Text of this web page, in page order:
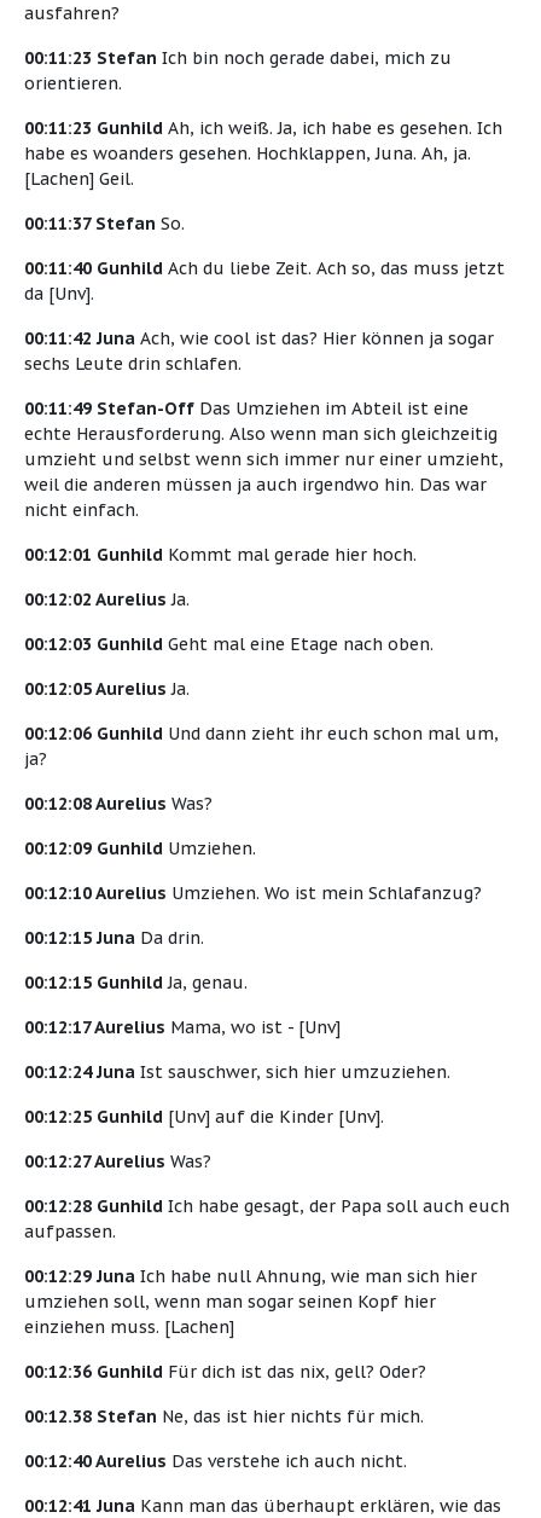
ausfahren?
00:11:23 Stefan Ich bin noch gerade dabei, mich zu
orientieren.
00:11:23 Gunhild Ah, ich weiß. Ja, ich habe es gesehen. Ich
habe es woanders gesehen. Hochklappen, Juna. Ah, ja.
[Lachen] Geil.
00:11:37 Stefan So.
00:11:40 Gunhild Ach du liebe Zeit. Ach so, das muss jetzt
da [Unv].
00:11:42 Juna Ach, wie cool ist das? Hier können ja sogar
sechs Leute drin schlafen.
00:11:49 Stefan-Off Das Umziehen im Abteil ist eine
echte Herausforderung. Also wenn man sich gleichzeitig
umzieht und selbst wenn sich immer nur einer umzieht,
weil die anderen müssen ja auch irgendwo hin. Das war
nicht einfach.
00:12:01 Gunhild Kommt mal gerade hier hoch.
00:12:02 Aurelius Ja.
00:12:03 Gunhild Geht mal eine Etage nach oben.
00:12:05 Aurelius Ja.
00:12:06 Gunhild Und dann zieht ihr euch schon mal um,
ja?
00:12:08 Aurelius Was?
00:12:09 Gunhild Umziehen.
00:12:10 Aurelius Umziehen. Wo ist mein Schlafanzug?
00:12:15 Juna Da drin.
00:12:15 Gunhild Ja, genau.
00:12:17 Aurelius Mama, wo ist - [Unv]
00:12:24 Juna Ist sauschwer, sich hier umzuziehen.
00:12:25 Gunhild [Unv] auf die Kinder [Unv].
00:12:27 Aurelius Was?
00:12:28 Gunhild Ich habe gesagt, der Papa soll auch euch
aufpassen.
00:12:29 Juna Ich habe null Ahnung, wie man sich hier
umziehen soll, wenn man sogar seinen Kopf hier
einziehen muss. [Lachen]
00:12:36 Gunhild Für dich ist das nix, gell? Oder?
00:12.38 Stefan Ne, das ist hier nichts für mich.
00:12:40 Aurelius Das verstehe ich auch nicht.
00:12:41 Juna Kann man das überhaupt erklären, wie das